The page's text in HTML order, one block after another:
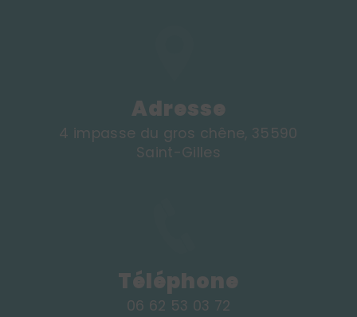
Adresse
4 impasse du gros chêne, 35590
Saint-Gilles
Téléphone
06 62 53 03 72